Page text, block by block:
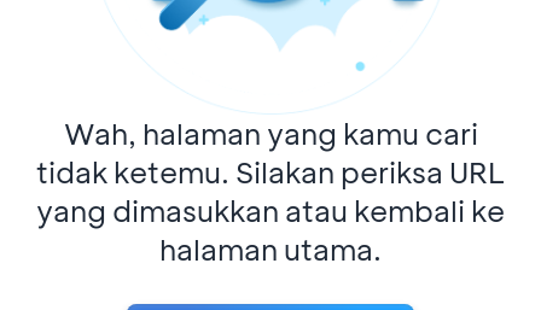
Wah, halaman yang kamu cari
tidak ketemu. Silakan periksa URL
yang dimasukkan atau kembali ke
halaman utama.